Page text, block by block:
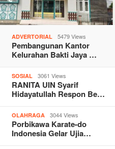
ADVERTORIAL 5479 Views
Pembangunan Kantor
Kelurahan Bakti Jaya …
SOSIAL 3061 Views
RANITA UIN Syarif
Hidayatullah Respon Be…
OLAHRAGA 3044 Views
Porbikawa Karate-do
Indonesia Gelar Ujia…